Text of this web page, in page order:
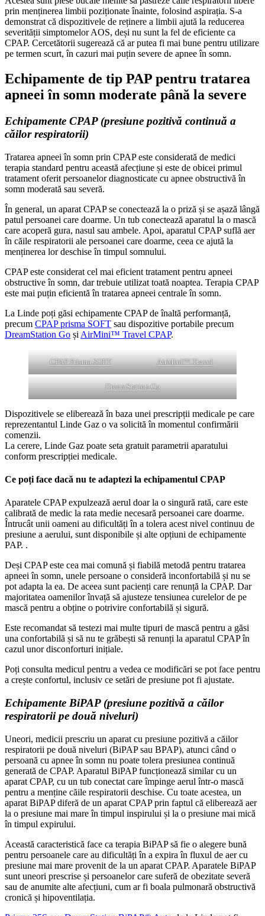
prin menținerea limbii poziționate înainte, folosind aspirația. S-a
demonstrat că dispozitivele de reținere a limbii ajută la reducerea
severității simptomelor AOS, deși nu sunt la fel de eficiente ca
CPAP. Cercetătorii sugerează că ar putea fi mai bune pentru utilizare
pe termen scurt, în cazuri mai puțin severe de apnee în somn.
Echipamente de tip PAP pentru tratarea
apneei în somn moderate până la severe
Echipamente CPAP (presiune pozitivă continuă a
căilor respiratorii)
Tratarea apneei în somn prin CPAP este considerată de medici
terapia standard pentru această afecțiune și este de obicei primul
tratament oferit persoanelor diagnosticate cu apnee obstructivă în
somn moderată sau severă.
În general, un aparat CPAP se conectează la o priză și se așază lângă
patul persoanei care doarme. Un tub conectează aparatul la o mască
care acoperă gura, nasul sau ambele. Apoi, aparatul CPAP suflă aer
în căile respiratorii ale persoanei care doarme, ceea ce ajută la
menținerea lor deschise în timpul somnului.
CPAP este considerat cel mai eficient tratament pentru apneei
obstructive în somn, dar trebuie utilizat toată noaptea. Terapia CPAP
este mai puțin eficientă în tratarea apneei centrale în somn.
La Linde poți găsi echipamente CPAP de înaltă performanță,
precum CPAP prisma SOFT sau dispozitive portabile precum
DreamStation Go și AirMini™ Travel CPAP.
CPAP Prisma SOFT AirMini™ Travel
DreamStation Go
Dispozitivele se eliberează în baza unei prescripții medicale pe care
reprezentantul Linde Gaz o va solicită în momentul confirmării
comenzii.
La cerere, Linde Gaz poate seta gratuit parametrii aparatului
conform prescripției medicale.
Ce poți face dacă nu te adaptezi la echipamentul CPAP
Aparatele CPAP expulzează aerul doar la o singură rată, care este
calibrată de medic la rata medie necesară persoanei care doarme.
Întrucât unii oameni au dificultăți în a tolera acest nivel continuu de
presiune a aerului, sunt disponibile și alte opțiuni de echipamente
PAP. .
Deși CPAP este cea mai comună și fiabilă metodă pentru tratarea
apneei în somn, unele persoane o consideră inconfortabilă și nu se
pot adapta la ea. De aceea sunt pacienți care renunță la CPAP. Dar
majoritatea oamenilor învață să ajusteze tensiunea curelelor de pe
mască pentru a obține o potrivire confortabilă și sigură.
Este recomandat să testezi mai multe tipuri de mască pentru a găsi
una confortabilă și să nu te grăbești să renunți la aparatul CPAP în
cazul unor disconforturi inițiale.
Poți consulta medicul pentru a vedea ce modificări se pot face pentru
a crește confortul, inclusiv ce setări de presiune pot fi ajustate.
Echipamente BiPAP (presiune pozitivă a căilor
respiratorii pe două niveluri)
Uneori, medicii prescriu un aparat cu presiune pozitivă a căilor
respiratorii pe două niveluri (BiPAP sau BPAP), atunci când o
persoană cu apnee în somn nu poate tolera presiunea continuă
generată de CPAP. Aparatul BiPAP funcționează similar cu un
aparat CPAP, cu un tub conectat care împinge aerul într-o mască
pentru a menține căile respiratorii deschise. Cu toate acestea, un
aparat BiPAP diferă de un aparat CPAP prin faptul că eliberează aer
la o presiune mai mare în timpul inspirului și la o presiune mai mică
în timpul expirului.
Această caracteristică face ca terapia BiPAP să fie o alegere bună
pentru persoanele care au dificultăți în a expira în fluxul de aer cu
presiune mai mare provenit de la un aparat CPAP. Aparatele BiPAP
sunt uneori prescrise și persoanelor care suferă de obezitate severă
sau de anumite alte afecțiuni, cum ar fi boala pulmonară obstructivă
cronică și hipoventilația.